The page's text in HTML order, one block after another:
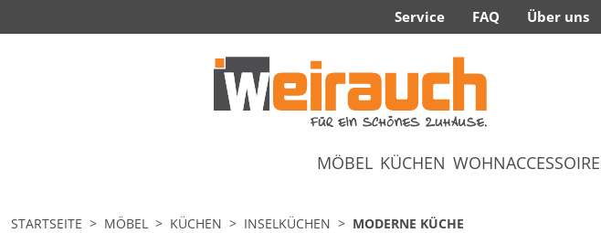
Service FAQ Über uns
MÖBEL KÜCHEN
STARTSEITE MÖBEL KÜCHEN INSELKÜCHEN MODERNE KÜCHE